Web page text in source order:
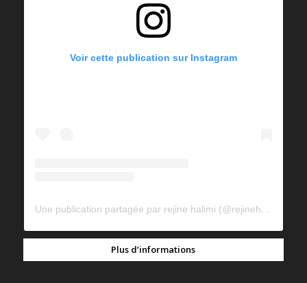
Voir cette publication sur Instagram
Plus d’informations